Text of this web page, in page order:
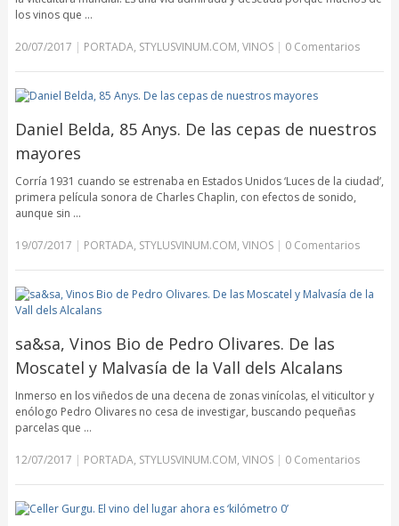
los vinos que …
20/07/2017 | PORTADA, STYLUSVINUM.COM, VINOS | 0 Comentarios
Daniel Belda, 85 Anys. De las cepas de nuestros
mayores
Corría 1931 cuando se estrenaba en Estados Unidos ‘Luces de la ciudad’,
primera película sonora de Charles Chaplin, con efectos de sonido,
aunque sin …
19/07/2017 | PORTADA, STYLUSVINUM.COM, VINOS | 0 Comentarios
sa&sa, Vinos Bio de Pedro Olivares. De las
Moscatel y Malvasía de la Vall dels Alcalans
Inmerso en los viñedos de una decena de zonas vinícolas, el viticultor y
enólogo Pedro Olivares no cesa de investigar, buscando pequeñas
parcelas que …
12/07/2017 | PORTADA, STYLUSVINUM.COM, VINOS | 0 Comentarios